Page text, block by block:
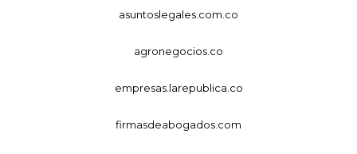
asuntoslegales.com.co
agronegocios.co
empresas.larepublica.co
firmasdeabogados.com